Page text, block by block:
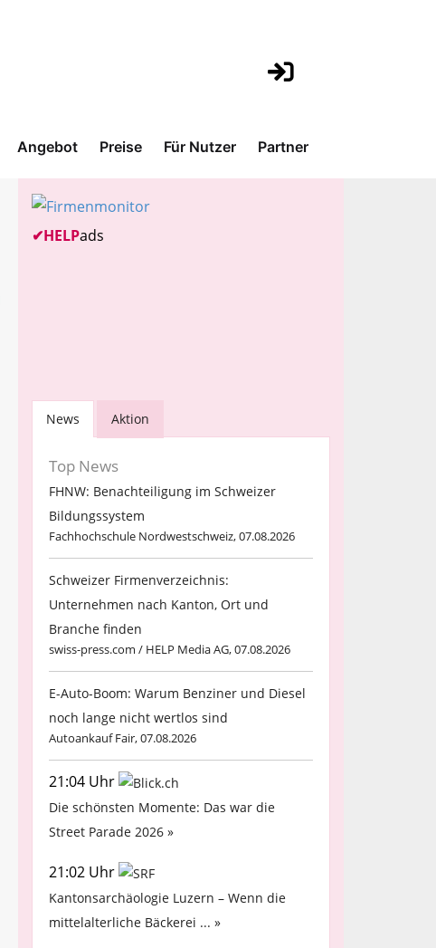
Angebot Preise Für Nutzer Partner
✔HELPads
News Aktion
Top News
FHNW: Benachteiligung im Schweizer
Bildungssystem
Fachhochschule Nordwestschweiz, 07.08.2026
Schweizer Firmenverzeichnis:
Unternehmen nach Kanton, Ort und
Branche finden
swiss-press.com / HELP Media AG, 07.08.2026
E-Auto-Boom: Warum Benziner und Diesel
noch lange nicht wertlos sind
Autoankauf Fair, 07.08.2026
21:04 Uhr
Die schönsten Momente: Das war die
Street Parade 2026 »
21:02 Uhr
Kantonsarchäologie Luzern – Wenn die
mittelalterliche Bäckerei ... »